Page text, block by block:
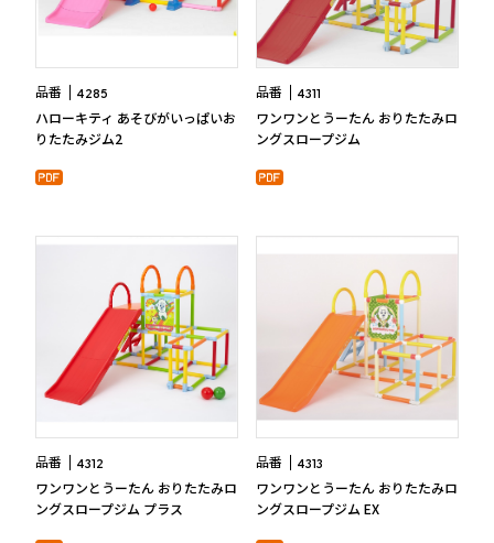
品番 4285
ハローキティ あそびがいっぱいお
りたたみジム2
品番 4311
ワンワンとうーたん おりたたみロ
ングスロープジム
品番 4312
ワンワンとうーたん おりたたみロ
ングスロープジム プラス
品番 4313
ワンワンとうーたん おりたたみロ
ングスロープジム EX